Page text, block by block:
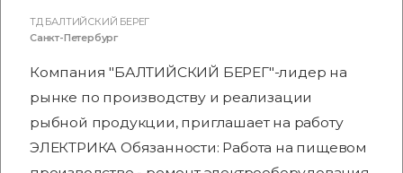
ТД БАЛТИЙСКИЙ БЕРЕГ
Санкт-Петербург
Компания "БАЛТИЙСКИЙ БЕРЕГ"-лидер на
рынке по производству и реализации
рыбной продукции, приглашает на работу
ЭЛЕКТРИКА Обязанности: Работа на пищевом